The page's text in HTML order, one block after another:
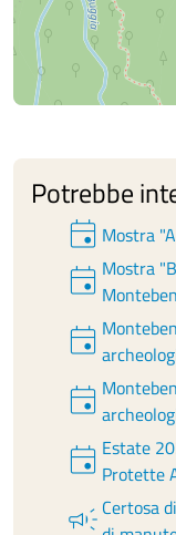
Potrebbe
event Mostra
event Mostra
event
event
event Estate
Protette
campaign Certosa